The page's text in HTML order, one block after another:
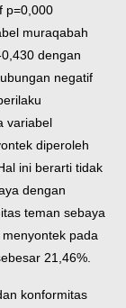
p=0,000
muraqabah
dengan
negatif
variabel
diperoleh
ini berarti tidak
dengan
teman sebaya
pada
21,46%.
konformitas